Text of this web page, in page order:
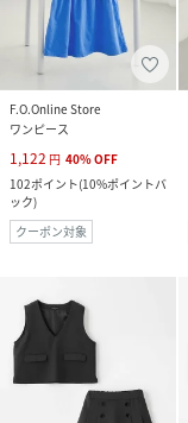
F.O.Online Store
ワンピース
1,122 円 40%OFF
102ポイント(10%ポイントバ
ック)
クーポン対象